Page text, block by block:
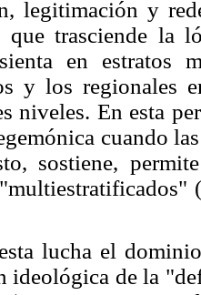
legitimación y
que trasciende la
en estratos
y los regionales
niveles. En esta
cuando
sostiene,
lucha el
ideológica de la